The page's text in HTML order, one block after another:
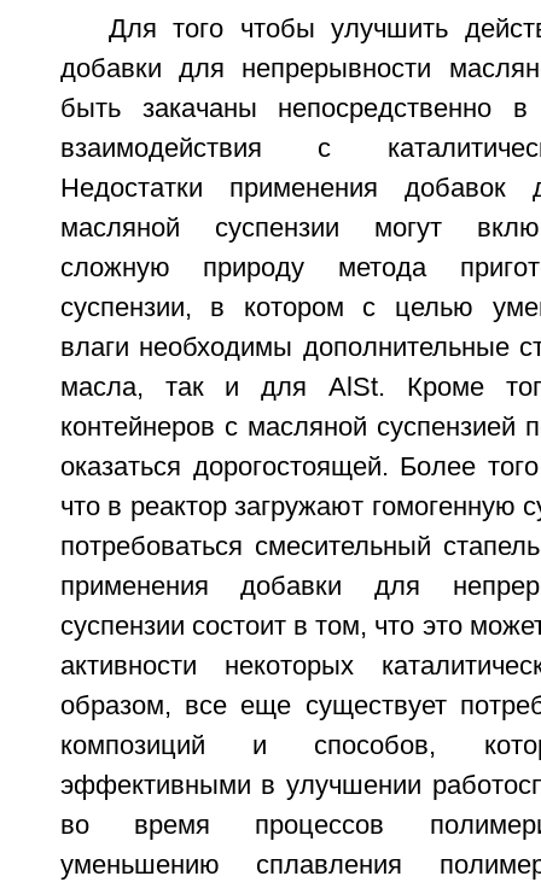
Для того чтобы улучшить
добавки для непрерывности
быть закачаны непосредственно
взаимодействия с
Недостатки применения добавок
масляной суспензии могут
сложную природу метода
суспензии, в котором с целью
влаги необходимы дополнительные
масла, так и для AlSt. Кроме
контейнеров с масляной суспензией
оказаться дорогостоящей. Более
что в реактор загружают гомогенную
потребоваться смесительный
применения добавки для
суспензии состоит в том, что это
активности некоторых
образом, все еще существует
композиций и способов,
эффективными в улучшении
во время процессов
уменьшению сплавления